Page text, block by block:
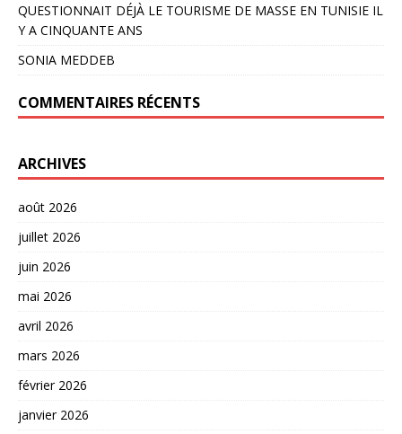
QUESTIONNAIT DÉJÀ LE TOURISME DE MASSE EN TUNISIE IL
Y A CINQUANTE ANS
SONIA MEDDEB
COMMENTAIRES RÉCENTS
ARCHIVES
août 2026
juillet 2026
juin 2026
mai 2026
avril 2026
mars 2026
février 2026
janvier 2026